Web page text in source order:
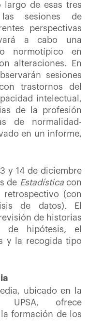
de esas tres
sesiones de
perspectivas
a cabo una
normotípico en
alteraciones. En
sesiones
trastornos del
intelectual,
de la profesión
de normalidad-
en un informe,
y 14 de diciembre
de Estadísticacon
(con
de datos). El
de historias
de hipótesis, el
y la recogida tipo
ubicado en la
ofrece
formación de los